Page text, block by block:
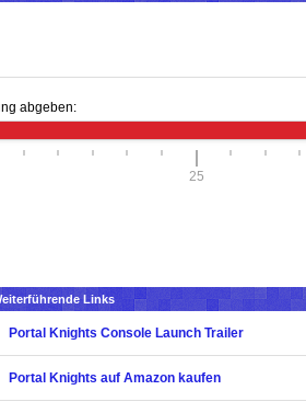
abgeben:
25
Links
Portal Knights Console Launch Trailer
Portal Knights auf Amazon kaufen